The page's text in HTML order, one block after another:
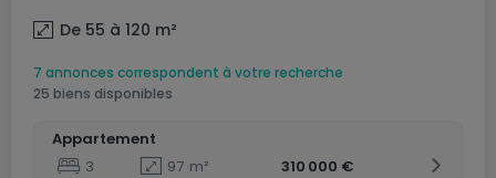
De 55 à 120 m²
7 annonces correspondent à votre recherche
25 biens disponibles
Appartement
3
97 m²
310 000 €